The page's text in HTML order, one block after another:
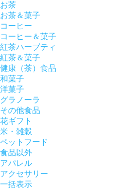
お茶
お茶＆菓子
コーヒー
コーヒー＆菓子
紅茶ハーブティ
紅茶＆菓子
健康（茶）食品
和菓子
洋菓子
グラノーラ
その他食品
花ギフト
米・雑穀
ペットフード
食品以外
アパレル
アクセサリー
一括表示